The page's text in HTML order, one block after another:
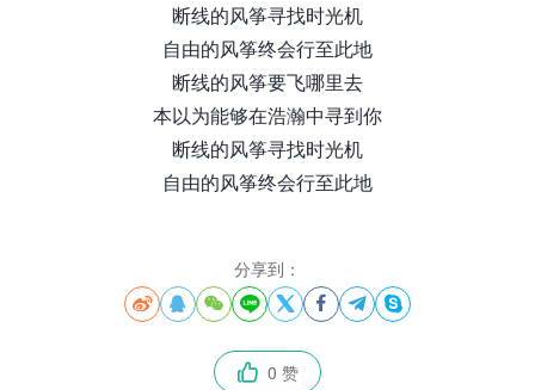
断线的风筝寻找时光机
自由的风筝终会行至此地
断线的风筝要飞哪里去
本以为能够在浩瀚中寻到你
断线的风筝寻找时光机
自由的风筝终会行至此地
分享到：
       
 0 赞